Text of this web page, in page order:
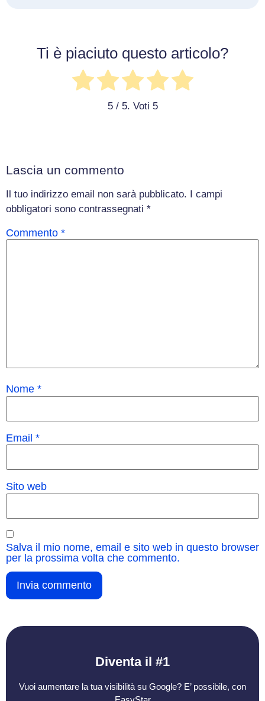
Ti è piaciuto questo articolo?
5/ 5. Voti 5
Lascia un commento
Il tuo indirizzo email non sarà pubblicato. I campi
obbligatori sono contrassegnati *
Commento *
Nome *
Email *
Sito web
Salva il mio nome, email e sito web in questo browser
per la prossima volta che commento.
Diventa il #1
Vuoi aumentare la tua visibilità su Google? E’ possibile, con